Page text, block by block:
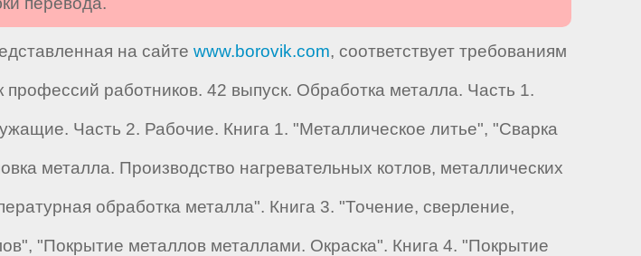
на сайте www.borovik.com, соответствует требованиям
работников. 42 выпуск. Обработка металла. Часть 1.
Часть 2. Рабочие. Книга 1. "Металлическое литье", "Сварка
металла. Производство нагревательных котлов, металлических
обработка металла". Книга 3. "Точение, сверление,
"Покрытие металлов металлами. Окраска". Книга 4. "Покрытие